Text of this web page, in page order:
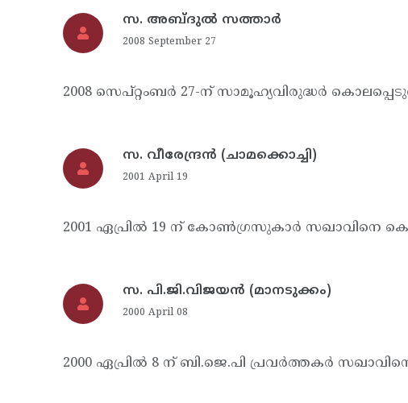
സ. അബ്ദുല്‍ സത്താര്‍
2008 September 27
2008 സെപ്റ്റംബര്‍ 27-ന് സാമൂഹ്യവിരുദ്ധര്‍
സ. വീരേന്ദ്രന്‍ (ചാമക്കൊച്ചി)
2001 April 19
2001 ഏപ്രില്‍ 19 ന് കോണ്‍ഗ്രസുകാര്‍ സഖാവിനെ
സ. പി.ജി.വിജയന്‍ (മാനടുക്കം)
2000 April 08
2000 ഏപ്രില്‍ 8 ന് ബി.ജെ.പി പ്രവര്‍ത്തകര്‍